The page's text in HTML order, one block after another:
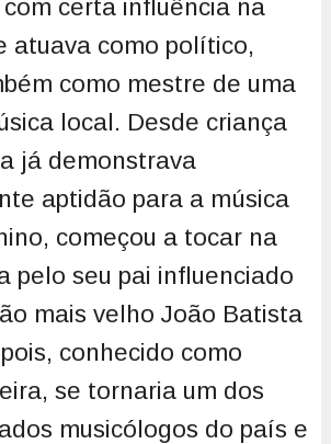
certa influência na
atuava como político,
como mestre de uma
local. Desde criança
já demonstrava
aptidão para a música
começou a tocar na
pelo seu pai influenciado
mais velho João Batista
conhecido como
se tornaria um dos
musicólogos do país e